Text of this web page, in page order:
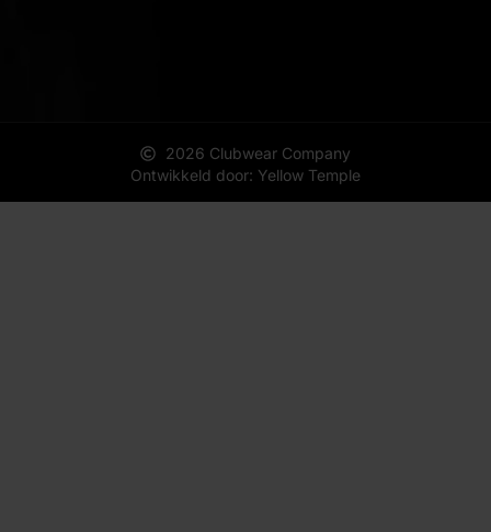
2026 Clubwear Company
Ontwikkeld door: Yellow Temple